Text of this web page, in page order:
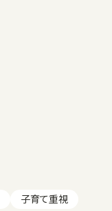
子育て重視